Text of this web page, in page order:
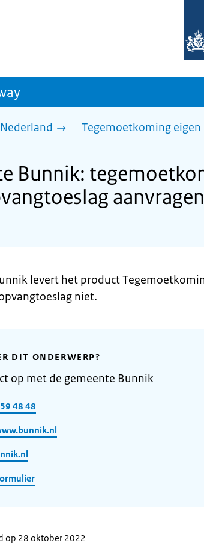
Tegemoetkoming
Bunnik:
aanvragen
levert het product
niet.
DIT ONDERWERP?
op met de gemeente Bunnik
48 48
op 28 oktober 2022